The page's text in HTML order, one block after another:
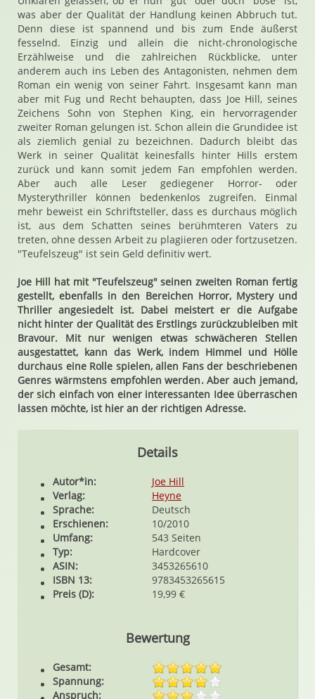
was aber der Qualität der Handlung keinen Abbruch tut.
Denn diese ist spannend und bis zum Ende äußerst
fesselnd. Einzig und allein die nicht-chronologische
Erzählweise und die zahlreichen Rückblicke, unter
anderem auch ins Leben des Antagonisten, nehmen dem
Roman ein wenig von seiner Fahrt. Insgesamt kann man
aber mit Fug und Recht behaupten, dass Joe Hill, seines
Zeichens Sohn von Stephen King, ein hervorragender
zweiter Roman gelungen ist. Schon allein die Grundidee ist
als ziemlich genial zu bezeichnen. Dadurch bleibt das
Werk in seiner Qualität keinesfalls hinter Hills erstem
zurück und kann somit jedem Fan empfohlen werden.
Aber auch alle Leser gediegener Horror- oder
Mysterythriller können bedenkenlos zugreifen. Einmal
mehr beweist ein Schriftsteller, dass es durchaus möglich
ist, aus dem Schatten seines berühmteren Vaters zu
treten, ohne dessen Arbeit zu plagiieren oder fortzusetzen.
"Teufelszeug" ist sein Geld definitiv wert.
Joe Hill hat mit "Teufelszeug" seinen zweiten Roman fertig
gestellt, ebenfalls in den Bereichen Horror, Mystery und
Thriller angesiedelt ist. Dabei meistert er die Aufgabe
nicht hinter der Qualität des Erstlings zurückzubleiben mit
Bravour. Mit nur wenigen etwas schwächeren Stellen
ausgestattet, kann das Werk, indem Himmel und Hölle
durchaus eine Rolle spielen, allen Fans der beschriebenen
Genres wärmstens empfohlen werden. Aber auch jemand,
der sich einfach von einer interessanten Idee überraschen
lassen möchte, ist hier an der richtigen Adresse.
Details
Autor*in:
Joe Hill
Verlag:
Heyne
Sprache:
Deutsch
Erschienen:
10/2010
Umfang:
543 Seiten
Typ:
Hardcover
ASIN:
3453265610
ISBN 13:
9783453265615
Preis (D):
19,99 €
Bewertung
Gesamt:
Spannung:
Anspruch: